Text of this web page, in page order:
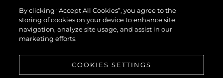
By clicking “Accept All Cookies”, you agree to the
storing of cookies on your device to enhance site
navigation, analyze site usage, and assist in our
marketing efforts.
COOKIES SETTINGS